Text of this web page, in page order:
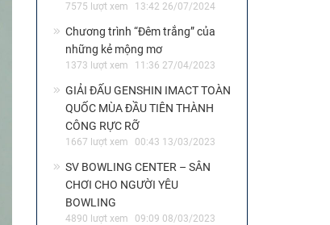
7575 lượt xem 13:42 26/07/2024
Chương trình “Đêm trắng” của
những kẻ mộng mơ
1373 lượt xem 11:36 27/04/2023
GIẢI ĐẤU GENSHIN IMACT TOÀN
QUỐC MÙA ĐẦU TIÊN THÀNH
CÔNG RỰC RỠ
1667 lượt xem 00:43 13/03/2023
SV BOWLING CENTER – SÂN
CHƠI CHO NGƯỜI YÊU
BOWLING
4890 lượt xem 09:09 08/03/2023